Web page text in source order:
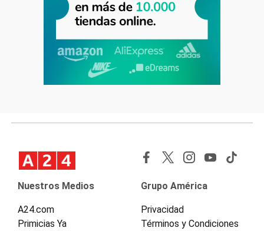
Nuestros Medios
A24.com
Primicias Ya
Grupo América
Privacidad
Términos y Condiciones